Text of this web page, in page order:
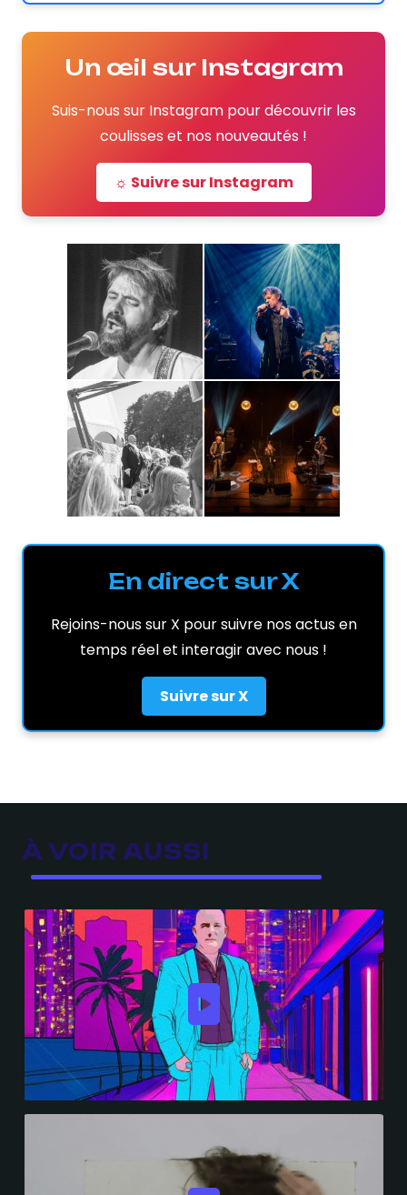
Un œil sur Instagram
Suis-nous sur Instagram pour découvrir les
coulisses et nos nouveautés !
☼ Suivre sur Instagram
En direct sur X
Rejoins-nous sur X pour suivre nos actus en
temps réel et interagir avec nous !
Suivre sur X
À VOIR AUSSI